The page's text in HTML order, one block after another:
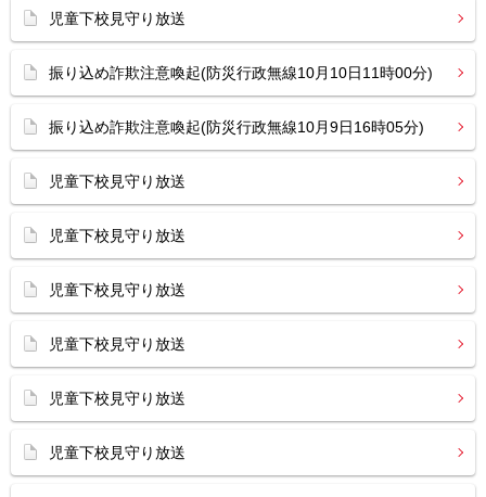
児童下校見守り放送
振り込め詐欺注意喚起(防災行政無線10月10日11時00分)
振り込め詐欺注意喚起(防災行政無線10月9日16時05分)
児童下校見守り放送
児童下校見守り放送
児童下校見守り放送
児童下校見守り放送
児童下校見守り放送
児童下校見守り放送